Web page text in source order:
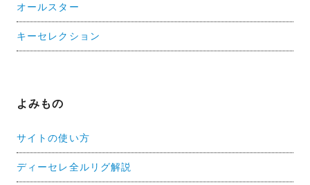
オールスター
キーセレクション
よみもの
サイトの使い方
ディーセレ全ルリグ解説